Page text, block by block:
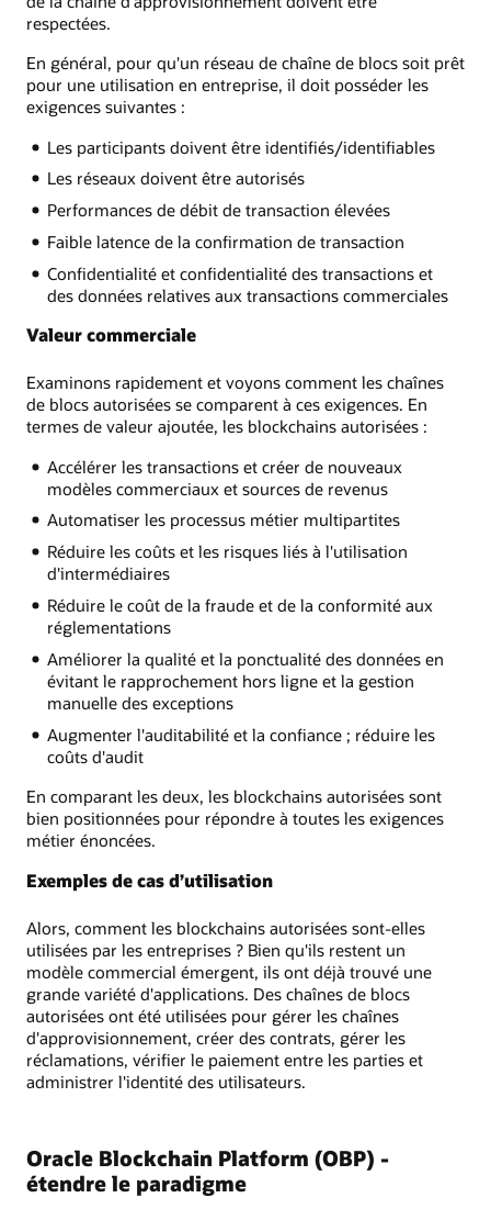
respectées.
En général, pour qu'un réseau de chaîne de blocs soit prêt
pour une utilisation en entreprise, il doit posséder les
exigences suivantes :
Les participants doivent être identifiés/identifiables
Les réseaux doivent être autorisés
Performances de débit de transaction élevées
Faible latence de la confirmation de transaction
Confidentialité et confidentialité des transactions et
des données relatives aux transactions commerciales
Valeur commerciale
Examinons rapidement et voyons comment les chaînes
de blocs autorisées se comparent à ces exigences. En
termes de valeur ajoutée, les blockchains autorisées :
Accélérer les transactions et créer de nouveaux
modèles commerciaux et sources de revenus
Automatiser les processus métier multipartites
Réduire les coûts et les risques liés à l'utilisation
d'intermédiaires
Réduire le coût de la fraude et de la conformité aux
réglementations
Améliorer la qualité et la ponctualité des données en
évitant le rapprochement hors ligne et la gestion
manuelle des exceptions
Augmenter l'auditabilité et la confiance ; réduire les
coûts d'audit
En comparant les deux, les blockchains autorisées sont
bien positionnées pour répondre à toutes les exigences
métier énoncées.
Exemples de cas d’utilisation
Alors, comment les blockchains autorisées sont-elles
utilisées par les entreprises ? Bien qu'ils restent un
modèle commercial émergent, ils ont déjà trouvé une
grande variété d'applications. Des chaînes de blocs
autorisées ont été utilisées pour gérer les chaînes
d'approvisionnement, créer des contrats, gérer les
réclamations, vérifier le paiement entre les parties et
administrer l'identité des utilisateurs.
Oracle Blockchain Platform (OBP) -
étendre le paradigme